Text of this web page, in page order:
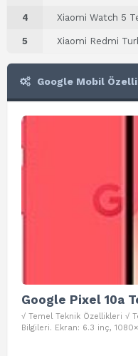
4 Xiaomi Watch 5
5 Xiaomi Redmi
Google Mobil
Google Pixel 10a
√ Temel Teknik Özellikleri √
Bilgileri. Ekran: 6.3 inç,